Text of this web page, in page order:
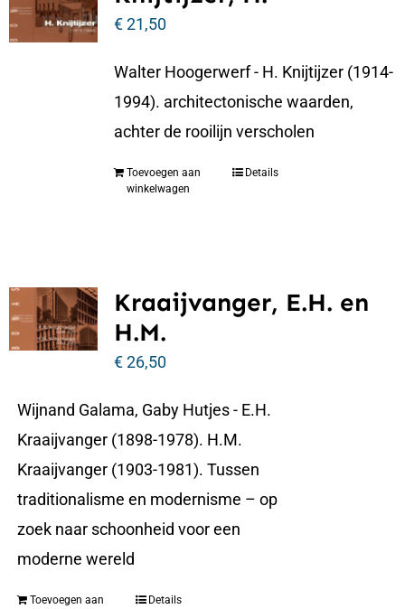
€21,50
Walter Hoogerwerf - H. Knijtijzer (1914-
1994). architectonische waarden,
achter de rooilijn verscholen
Toevoegen aan
winkelwagen
Details
Kraaijvanger, E.H. en
H.M.
€26,50
Wijnand Galama, Gaby Hutjes - E.H.
Kraaijvanger (1898-1978). H.M.
Kraaijvanger (1903-1981). Tussen
traditionalisme en modernisme – op
zoek naar schoonheid voor een
moderne wereld
Toevoegen aan
Details